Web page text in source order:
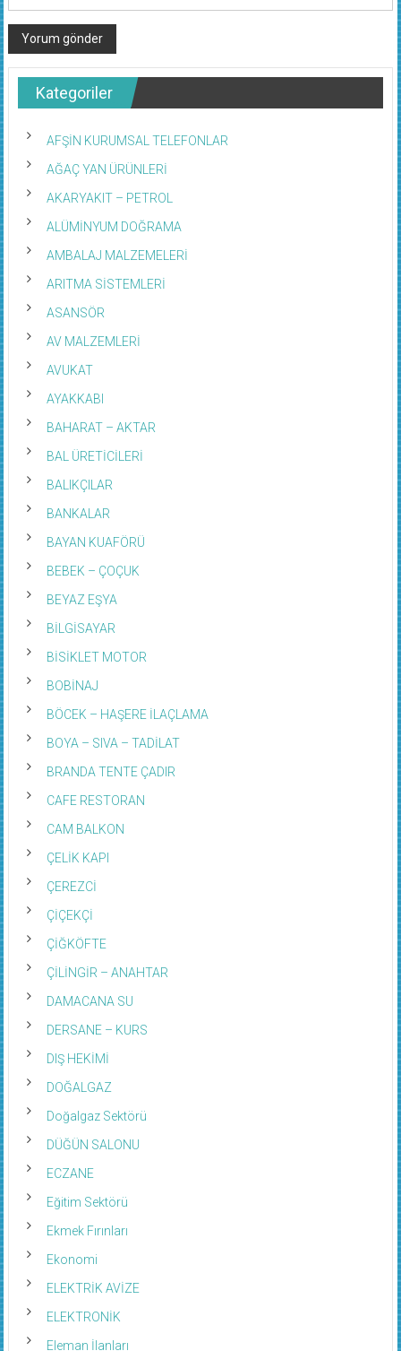
Kategoriler
AFŞİN KURUMSAL TELEFONLAR
AĞAÇ YAN ÜRÜNLERİ
AKARYAKIT – PETROL
ALÜMİNYUM DOĞRAMA
AMBALAJ MALZEMELERİ
ARITMA SİSTEMLERİ
ASANSÖR
AV MALZEMLERİ
AVUKAT
AYAKKABI
BAHARAT – AKTAR
BAL ÜRETİCİLERİ
BALIKÇILAR
BANKALAR
BAYAN KUAFÖRÜ
BEBEK – ÇOÇUK
BEYAZ EŞYA
BİLGİSAYAR
BİSİKLET MOTOR
BOBİNAJ
BÖCEK – HAŞERE İLAÇLAMA
BOYA – SIVA – TADİLAT
BRANDA TENTE ÇADIR
CAFE RESTORAN
CAM BALKON
ÇELİK KAPI
ÇEREZCİ
ÇİÇEKÇİ
ÇİĞKÖFTE
ÇİLİNGİR – ANAHTAR
DAMACANA SU
DERSANE – KURS
DIŞ HEKİMİ
DOĞALGAZ
Doğalgaz Sektörü
DÜĞÜN SALONU
ECZANE
Eğitim Sektörü
Ekmek Fırınları
Ekonomi
ELEKTRİK AVİZE
ELEKTRONİK
Eleman İlanları